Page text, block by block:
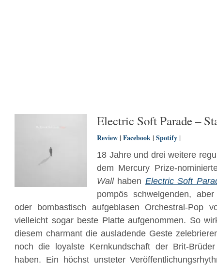
Electric Soft Parade –
Review |Facebook |Spotify |
18 Jahre und drei weitere
dem Mercury Prize-
Wallhaben Electric Soft
pompös schwelgenden,
oder bombastisch aufgeblasen Orchestral-Pop
vielleicht sogar beste Platte aufgenommen. So
diesem charmant die ausladende Geste
noch die loyalste Kernkundschaft der Brit-
haben. Ein höchst unsteter